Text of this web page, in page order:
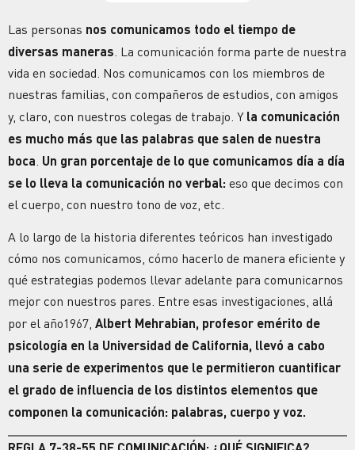
Las personas nos comunicamos todo el tiempo de
diversas maneras . La comunicación forma parte de nuestra
vida en sociedad. Nos comunicamos con los miembros de
nuestras familias, con compañeros de estudios, con amigos
y, claro, con nuestros colegas de trabajo. Yla comunicación
es mucho más que las palabras que salen de nuestra
boca Un gran porcentaje de lo que comunicamos día a día
se lo lleva la comunicación no verbal: eso que decimos con
el cuerpo, con nuestro tono de voz, etc.
A lo largo de la historia diferentes teóricos han investigado
cómo nos comunicamos, cómo hacerlo de manera eficiente y
qué estrategias podemos llevar adelante para comunicarnos
mejor con nuestros pares. Entre esas investigaciones, allá
por el año1967, Albert Mehrabian, profesor emérito de
psicología en la Universidad de California, llevó a cabo
una serie de experimentos que le permitieron cuantificar
el grado de influencia de los distintos elementos que
componen la comunicación: palabras, cuerpo y voz.